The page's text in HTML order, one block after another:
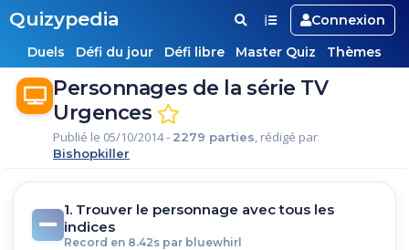
Quizypedia
Connexion
Duels
Défi du jour Défi libre Master Quiz Thèmes
Personnages de la série TV
Urgences
Publié le 05/10/2014 - 2279 parties, rédigé par
Bishopkiller
1. Trouver le personnage avec tous les
indices
Record en 8.42s par bluewhirl